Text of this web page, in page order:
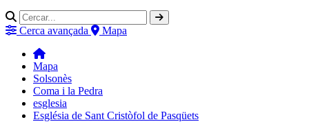
Cerca avançada Mapa
Mapa
Solsonès
Coma i la Pedra
esglesia
Església de Sant Cristòfol de Pasqüets